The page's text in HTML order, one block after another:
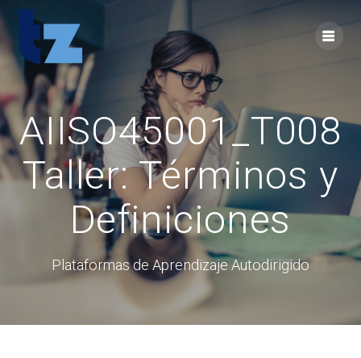
content
AIISO45001_T008
Taller: Términos y
Definiciones
Plataformas de Aprendizaje Autodirigido